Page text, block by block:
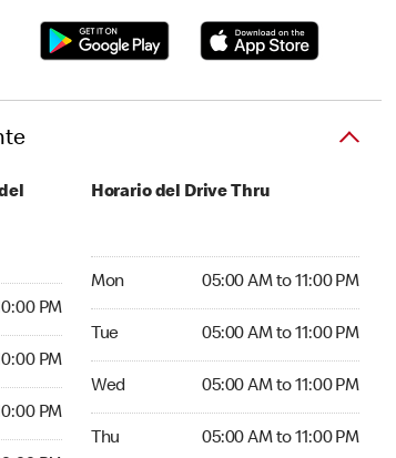
PM
PM
PM
Horario del Drive Thru
Mon 05:00 AM to 11:00 PM
Tue 05:00 AM to 11:00 PM
Wed 05:00 AM to 11:00 PM
Thu 05:00 AM to 11:00 PM